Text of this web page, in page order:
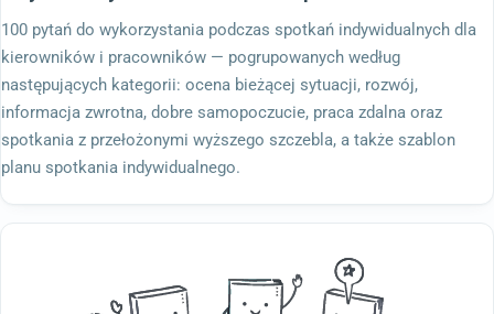
100 pytań do wykorzystania podczas spotkań indywidualnych dla
kierowników i pracowników — pogrupowanych według
następujących kategorii: ocena bieżącej sytuacji, rozwój,
informacja zwrotna, dobre samopoczucie, praca zdalna oraz
spotkania z przełożonymi wyższego szczebla, a także szablon
planu spotkania indywidualnego.